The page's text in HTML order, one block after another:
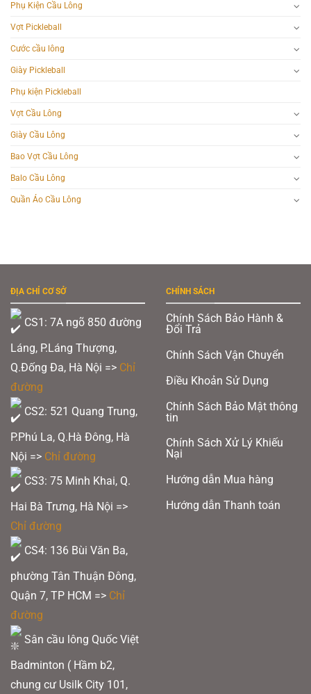
Phụ Kiện Cầu Lông
Vợt Pickleball
Cước cầu lông
Giày Pickleball
Phụ kiện Pickleball
Vợt Cầu Lông
Giày Cầu Lông
Bao Vợt Cầu Lông
Balo Cầu Lông
Quần Áo Cầu Lông
ĐỊA CHỈ CƠ SỞ
CS1: 7A ngõ 850 đường
Láng, P.Láng Thượng,
Q.Đống Đa, Hà Nội => Chỉ
đường
CS2: 521 Quang Trung,
P.Phú La, Q.Hà Đông, Hà
Nội => Chỉ đường
CS3: 75 Minh Khai, Q.
Hai Bà Trưng, Hà Nội =>
Chỉ đường
CS4: 136 Bùi Văn Ba,
phường Tân Thuận Đông,
Quận 7, TP HCM => Chỉ
đường
Sân cầu lông Quốc Việt
Badminton ( Hầm b2,
chung cư Usilk City 101,
CHÍNH SÁCH
Chính Sách Bảo Hành &
Đổi Trả
Chính Sách Vận Chuyển
Điều Khoản Sử Dụng
Chính Sách Bảo Mật thông
tin
Chính Sách Xử Lý Khiếu
Nại
Hướng dẫn Mua hàng
Hướng dẫn Thanh toán